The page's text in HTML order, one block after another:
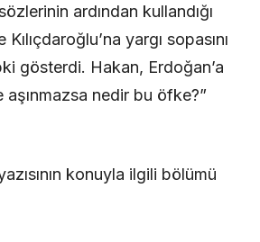
ardından kullandığı
yargı sopasını
gösterdi. Hakan, Erdoğan’a
aşınmazsa nedir bu öfke?”
konuyla ilgili bölümü